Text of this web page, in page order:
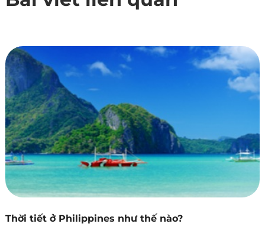
Thời tiết ở Philippines như thế nào?